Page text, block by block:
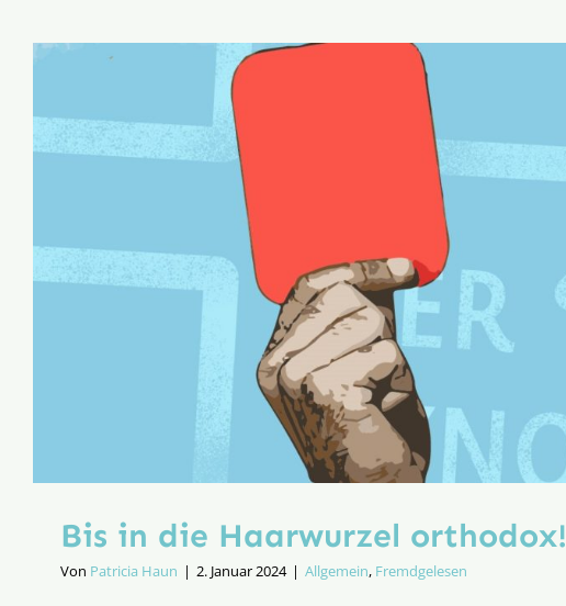
Bis in die Haarwurzel orthodox!
Von Patricia Haun | 2. Januar 2024 | Allgemein, Fremdgelesen